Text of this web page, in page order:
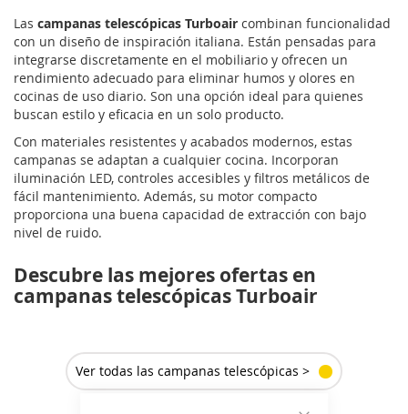
Las campanas telescópicas Turboair combinan funcionalidad
con un diseño de inspiración italiana. Están pensadas para
integrarse discretamente en el mobiliario y ofrecen un
rendimiento adecuado para eliminar humos y olores en
cocinas de uso diario. Son una opción ideal para quienes
buscan estilo y eficacia en un solo producto.
Con materiales resistentes y acabados modernos, estas
campanas se adaptan a cualquier cocina. Incorporan
iluminación LED, controles accesibles y filtros metálicos de
fácil mantenimiento. Además, su motor compacto
proporciona una buena capacidad de extracción con bajo
nivel de ruido.
Descubre las mejores ofertas en
campanas telescópicas Turboair
Ver todas las campanas telescópicas >